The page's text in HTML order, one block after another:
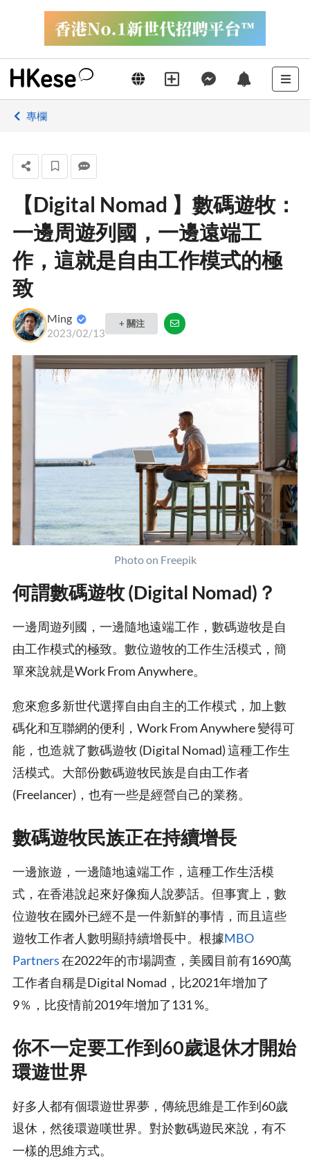
專欄
【Digital Nomad 】數碼遊牧：
一邊周遊列國，一邊遠端工
作，這就是自由工作模式的極
致
Ming
2023/02/13
+ 關注
Photo on Freepik
何謂數碼遊牧 (Digital Nomad)？
一邊周遊列國，一邊隨地遠端工作，數碼遊牧是自
由工作模式的極致。數位遊牧的工作生活模式，簡
單來說就是Work From Anywhere。
愈來愈多新世代選擇自由自主的工作模式，加上數
碼化和互聯網的便利，Work From Anywhere 變得可
能，也造就了數碼遊牧 (Digital Nomad) 這種工作生
活模式。大部份數碼遊牧民族是自由工作者
(Freelancer)，也有一些是經營自己的業務。
數碼遊牧民族正在持續增長
一邊旅遊，一邊隨地遠端工作，這種工作生活模
式，在香港說起來好像痴人說夢話。但事實上，數
位遊牧在國外已經不是一件新鮮的事情，而且這些
遊牧工作者人數明顯持續增長中。根據MBO
Partners在2022年的市場調查，美國目前有1690萬
工作者自稱是Digital Nomad，比2021年增加了
9％，比疫情前2019年增加了131 %。
你不一定要工作到60歲退休才開始
環遊世界
好多人都有個環遊世界夢，傳統思維是工作到60歲
退休，然後環遊嘆世界。對於數碼遊民來說，有不
一樣的思維方式。